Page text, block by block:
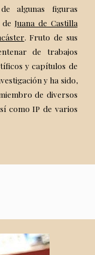
algunas figuras
Juana de Castilla
. Fruto de sus
de trabajos
y capítulos de
y ha sido,
de diversos
como IP de varios